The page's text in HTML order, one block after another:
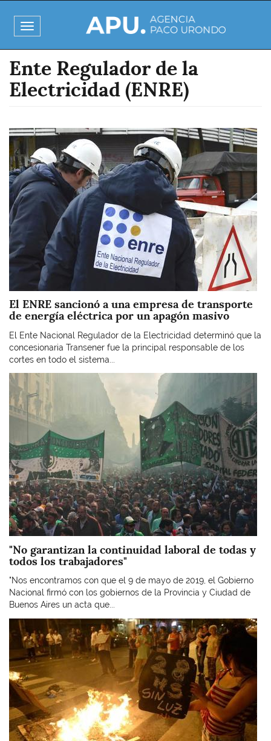
al
contenido
principal
Toggle
navigation
Ente Regulador de la
Electricidad (ENRE)
Imagen
El ENRE sancionó a una empresa de transporte
de energía eléctrica por un apagón masivo
El Ente Nacional Regulador de la Electricidad determinó que la
concesionaria Transener fue la principal responsable de los
cortes en todo el sistema...
Imagen
"No garantizan la continuidad laboral de todas y
todos los trabajadores"
"Nos encontramos con que el 9 de mayo de 2019, el Gobierno
Nacional firmó con los gobiernos de la Provincia y Ciudad de
Buenos Aires un acta que...
Imagen